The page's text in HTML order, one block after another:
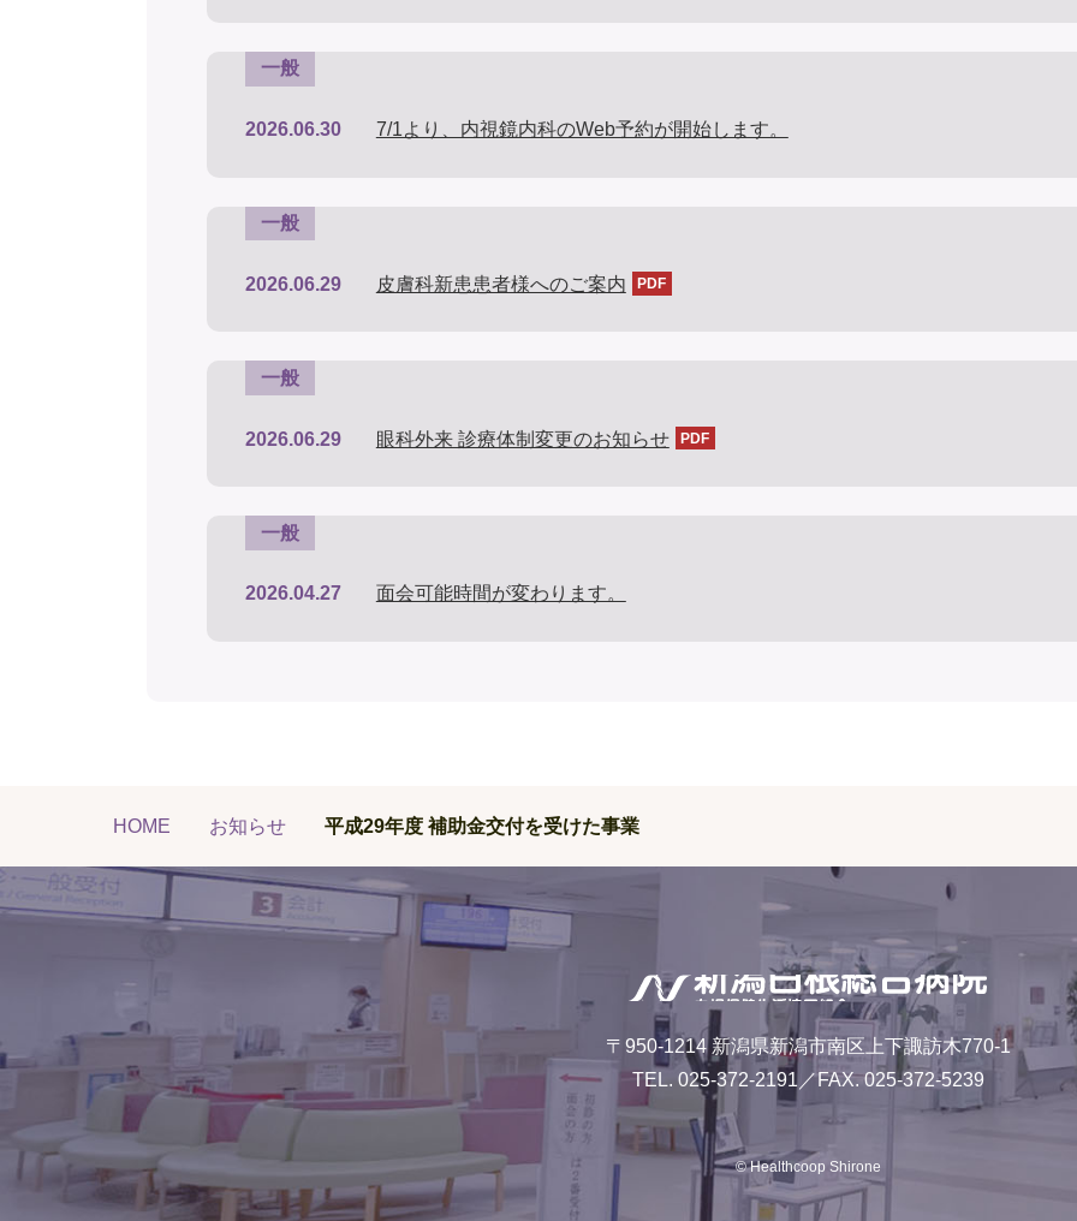
2026.06.30 7/1より、内視鏡内科のWeb予約が開始します。
一般
2026.06.29 皮膚科新患患者様へのご案内
一般
2026.06.29 眼科外来 診療体制変更のお知らせ
一般
2026.04.27 面会可能時間が変わります。
一般
HOME お知らせ 平成29年度 補助金交付を受けた事業
〒950-1214 新潟県新潟市南区上下諏訪木770-1
TEL. 025-372-2191 ／FAX. 025-372-5239
© Healthcoop Shirone